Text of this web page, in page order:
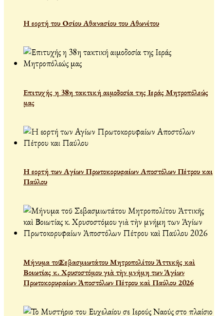
Η εορτή του Οσίου Αθανασίου του Αθωνίτου
Επιτυχής η 38η τακτική αιμοδοσία της Ιεράς Μητροπόλεώς
μας
Η εορτή των Αγίων Πρωτοκορυφαίων Αποστόλων Πέτρου και
Παύλου
Μήνυμα τοῦ Σεβασμιωτάτου Μητροπολίτου Ἀττικῆς καὶ
Βοιωτίας κ. Χρυσοστόμου γιὰ τὴν μνήμη των Ἁγίων
Πρωτοκορυφαίων Ἀποστόλων Πέτρου καὶ Παύλου 2026